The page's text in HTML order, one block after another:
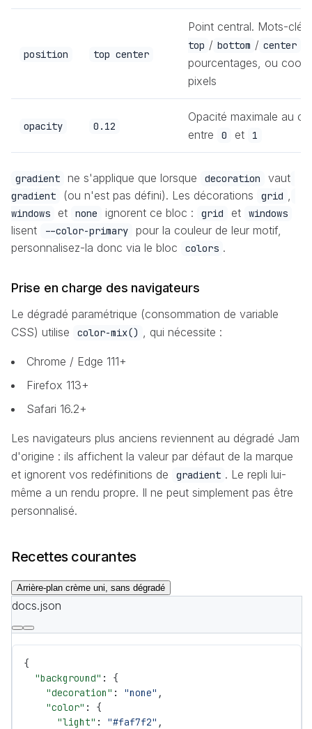
position top center
Point central. Mots-clés
top / bottom / center
pourcentages, ou
pixels
opacity 0.12
Opacité maximale au
entre
0 et 1
gradient ne s'applique que lorsque decoration vaut
gradient (ou n'est pas défini). Les décorations grid
windows et none ignorent ce bloc : grid et windows
lisent --color-primary
pour la couleur de leur motif,
personnalisez-la donc via le bloc
colors .
Prise en charge des navigateurs
Le dégradé paramétrique (consommation de variable
CSS) utilise
color-mix() , qui nécessite :
Chrome / Edge 111+
Firefox 113+
Safari 16.2+
Les navigateurs plus anciens reviennent au dégradé Jam
d'origine : ils affichent la valeur par défaut de la marque
et ignorent vos redéfinitions de
gradient . Le repli lui-
même a un rendu propre. Il ne peut simplement pas être
personnalisé.
Recettes courantes
Arrière-plan crème uni, sans dégradé
docs.json
{
  "background"
: {
    "decoration"
: "none" ,
    "color"
: {
      "light"
: "#faf7f2" ,